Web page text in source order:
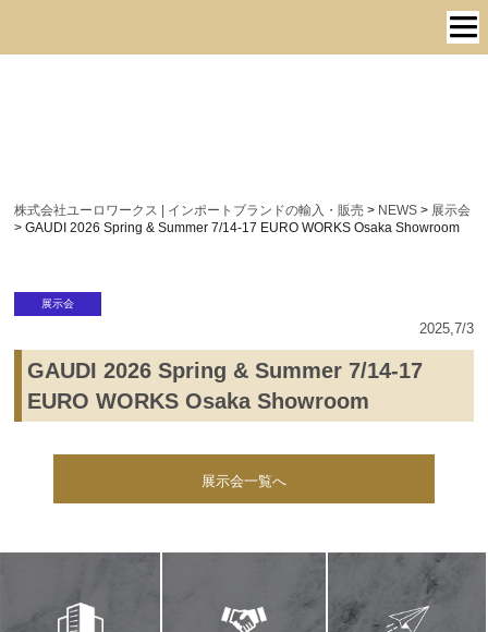
株式会社ユーロワークス | インポートブランドの輸入・販売 > NEWS > 展示会
>GAUDI 2026 Spring & Summer 7/14-17 EURO WORKS Osaka Showroom
展示会
2025,7/3
GAUDI 2026 Spring & Summer 7/14-17
EURO WORKS Osaka Showroom
展示会一覧へ